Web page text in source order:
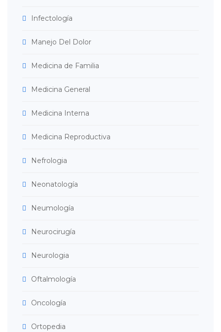
Infectología
Manejo Del Dolor
Medicina de Familia
Medicina General
Medicina Interna
Medicina Reproductiva
Nefrologia
Neonatología
Neumología
Neurocirugía
Neurologia
Oftalmología
Oncología
Ortopedia